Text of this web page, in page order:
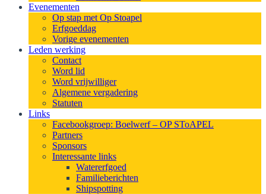
Evenementen
Op stap met Op Stoapel
Erfgoeddag
Vorige evenementen
Leden werking
Contact
Word lid
Word vrijwilliger
Algemene vergadering
Statuten
Links
Facebookgroep: Boelwerf – OP SToAPEL
Partners
Sponsors
Interessante links
Watererfgoed
Familieberichten
Shipspotting